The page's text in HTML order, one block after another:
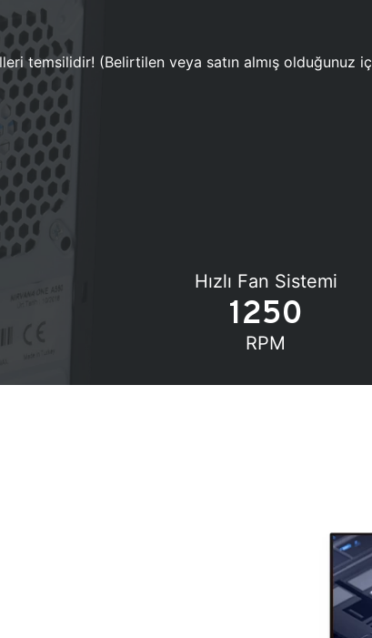
temsilidir! (Belirtilen veya satın almış olduğunuz
Hızlı Fan Sistemi
1250
RPM